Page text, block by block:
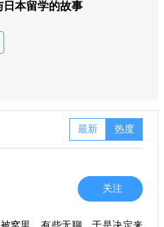
日本留学的故事
最新 热度
关注